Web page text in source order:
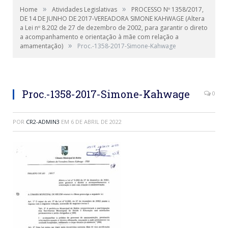
Home » Atividades Legislativas »
PROCESSO Nº 1358/2017,
DE 14 DE JUNHO DE 2017-VEREADORA SIMONE KAHWAGE (Altera
a Lei nº 8.202 de 27 de dezembro de 2002, para garantir o direto
a acompanhamento e orientação à mãe com relação a
amamentação) » Proc.-1358-2017-Simone-Kahwage
Proc.-1358-2017-Simone-Kahwage 0
POR CR2-ADMIN3 EM 6 DE ABRIL DE 2022